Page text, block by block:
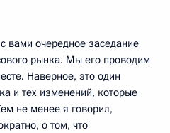
вами очередное заседание
рынка. Мы его проводим
Наверное, это один
и тех изменений, которые
не менее я говорил,
о том, что